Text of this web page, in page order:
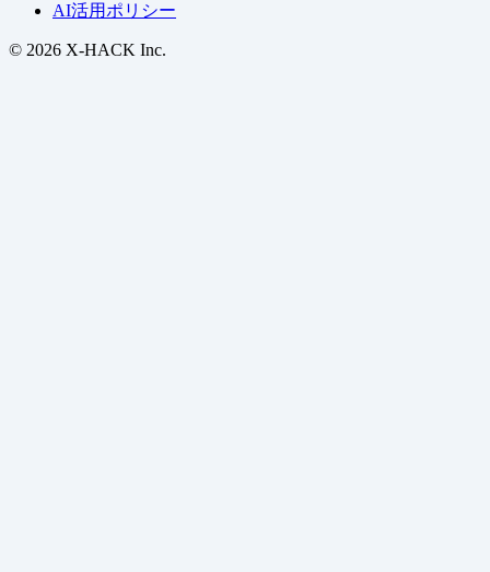
AI活用ポリシー
© 2026 X-HACK Inc.